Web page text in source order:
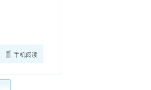
手机阅读